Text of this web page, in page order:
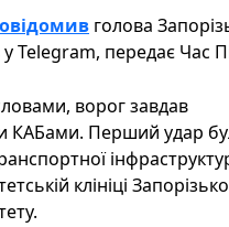
голова
Telegram, передає Час
ворог завдав
КАБами. Перший удар
клініці